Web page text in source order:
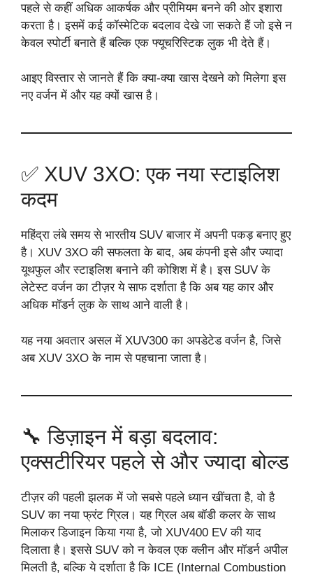
पहले से कहीं अधिक आकर्षक और प्रीमियम बनने की ओर इशारा
करता है। इसमें कई कॉस्मेटिक बदलाव देखे जा सकते हैं जो इसे न
केवल स्पोर्टी बनाते हैं बल्कि एक फ्यूचरिस्टिक लुक भी देते हैं।
आइए विस्तार से जानते हैं कि क्या-क्या खास देखने को मिलेगा इस
नए वर्जन में और यह क्यों खास है।
✅ XUV 3XO: एक नया स्टाइलिश
कदम
महिंद्रा लंबे समय से भारतीय SUV बाजार में अपनी पकड़ बनाए हुए
है। XUV 3XO की सफलता के बाद, अब कंपनी इसे और ज्यादा
यूथफुल और स्टाइलिश बनाने की कोशिश में है। इस SUV के
लेटेस्ट वर्जन का टीज़र ये साफ दर्शाता है कि अब यह कार और
अधिक मॉडर्न लुक के साथ आने वाली है।
यह नया अवतार असल में XUV300 का अपडेटेड वर्जन है, जिसे
अब XUV 3XO के नाम से पहचाना जाता है।
🔧 डिज़ाइन में बड़ा बदलाव:
एक्सटीरियर पहले से और ज्यादा बोल्ड
टीज़र की पहली झलक में जो सबसे पहले ध्यान खींचता है, वो है
SUV का नया फ्रंट ग्रिल। यह ग्रिल अब बॉडी कलर के साथ
मिलाकर डिजाइन किया गया है, जो XUV400 EV की याद
दिलाता है। इससे SUV को न केवल एक क्लीन और मॉडर्न अपील
मिलती है, बल्कि ये दर्शाता है कि ICE (Internal Combustion